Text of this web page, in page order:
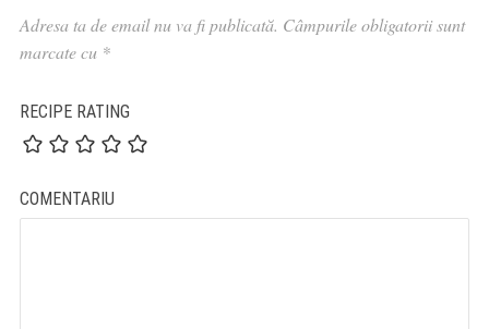
Adresa ta de email nu va fi publicată. Câmpurile obligatorii sunt
marcate cu *
RECIPE RATING
COMENTARIU